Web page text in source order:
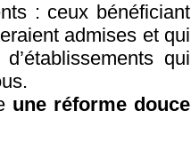
: ceux bénéficiant
admises et qui
qui
une réforme douce